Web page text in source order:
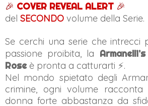
🎉 COVER REVEAL ALERT 🎉
del SECONDO volume della Serie.
Se cerchi una serie che intrecci
passione proibita, la
Roseè pronta a catturarti ⚡️.
Nel mondo spietato degli
crimine, ogni volume
donna forte abbastanza da